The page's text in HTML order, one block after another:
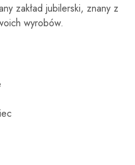
zakład jubilerski, znany z
wyrobów.